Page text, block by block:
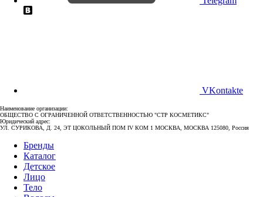
VKontakte
Наименование организации:
ОБЩЕСТВО С ОГРАНИЧЕННОЙ ОТВЕТСТВЕННОСТЬЮ "СТР КОСМЕТИКС"
Юридический адрес:
УЛ. СУРИКОВА, Д. 24, ЭТ ЦОКОЛЬНЫЙ ПОМ IV КОМ 1 МОСКВА, МОСКВА 125080, Россия
Бренды
Каталог
Детское
Лицо
Тело